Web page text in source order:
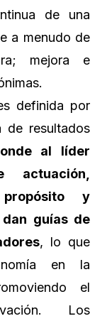
de una
a menudo de
mejora e
definida por
de resultados
al líder
actuación,
y
guías de
, lo que
en la
el
Los